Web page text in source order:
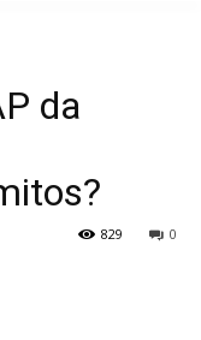
da
0
829